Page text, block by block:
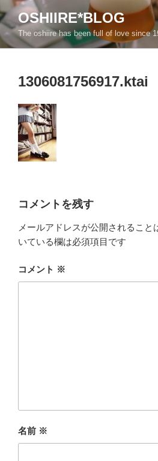
ン
テ
ン
OSHIIRE*BLOG
The oshiire has been full of love since
1306081756917.ktai
コメントを残す
メールアドレスが公開されること
いている欄は必須項目です
コメント ※
名前 ※